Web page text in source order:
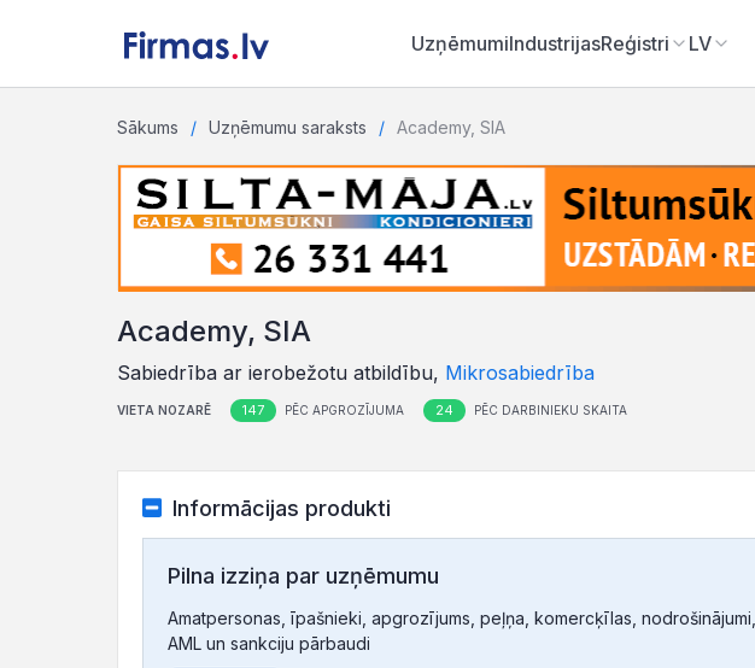
UzņēmumiIndustrijasReģistri LV
Sākums Uzņēmumu saraksts Academy, SIA
Academy, SIA
Sabiedrība ar ierobežotu atbildību, Mikrosabiedrība
VIETA NOZARĒ 147 PĒC APGROZĪJUMA 24 PĒC DARBINIEKU SKAITA
Informācijas produkti
Pilna izziņa par uzņēmumu
Amatpersonas, īpašnieki, apgrozījums, peļņa, komercķīlas,
AML un sankciju pārbaudi